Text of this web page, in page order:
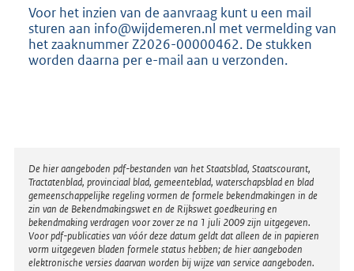
Voor het inzien van de aanvraag kunt u een mail
sturen aan info@wijdemeren.nl met vermelding van
het zaaknummer Z2026-00000462. De stukken
worden daarna per e-mail aan u verzonden.
Disclaimer
De hier aangeboden pdf-bestanden van het Staatsblad, Staatscourant,
Tractatenblad, provinciaal blad, gemeenteblad, waterschapsblad en blad
gemeenschappelijke regeling vormen de formele bekendmakingen in de
zin van de Bekendmakingswet en de Rijkswet goedkeuring en
bekendmaking verdragen voor zover ze na 1 juli 2009 zijn uitgegeven.
Voor pdf-publicaties van vóór deze datum geldt dat alleen de in papieren
vorm uitgegeven bladen formele status hebben; de hier aangeboden
elektronische versies daarvan worden bij wijze van service aangeboden.